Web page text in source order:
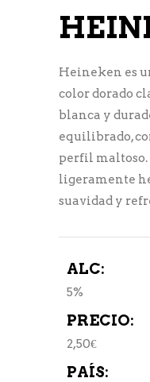
Heineken es
color dorado
blanca y
equilibrado,
perfil maltoso.
ligeramente
suavidad y
ALC:
5%
PRECIO:
2,50€
PAÍS: